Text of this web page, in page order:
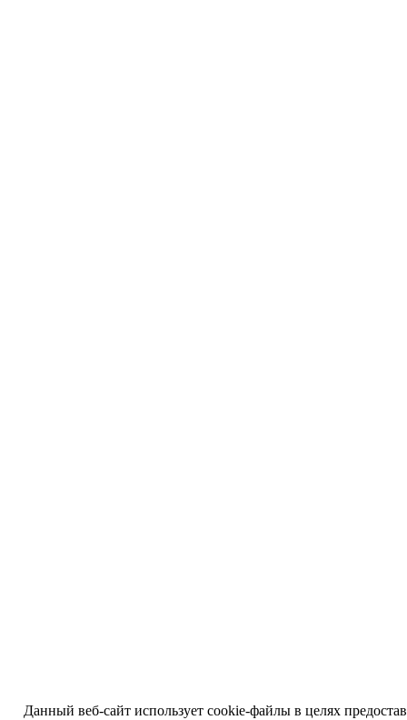
Данный веб-сайт использует cookie-файлы в целях